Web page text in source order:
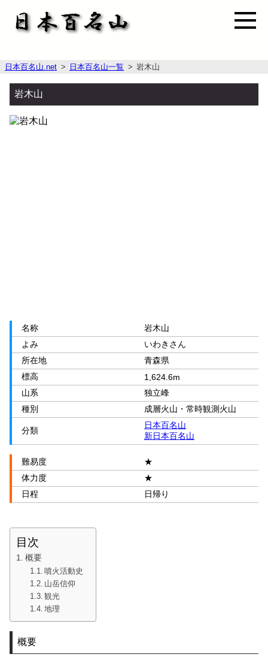
日本百名山.net 日本百名山一覧 岩木山
岩木山
名称
岩木山
よみ
いわきさん
所在地
青森県
標高
1,624.6m
山系
独立峰
種別
成層火山・常時観測火山
分類
日本百名山
新日本百名山
難易度
★
体力度
★
日程
日帰り
目次
概要
噴火活動史
山岳信仰
観光
地理
概要